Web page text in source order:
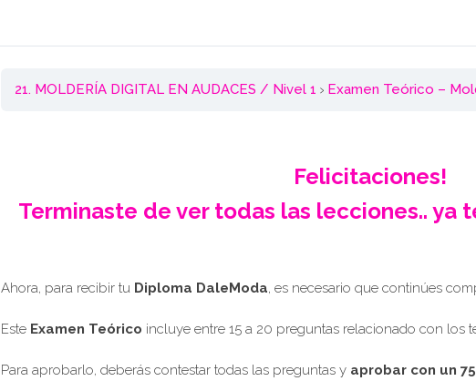
21. MOLDERÍA DIGITAL EN AUDACES / Nivel 1 Examen Teórico –
Felicitaciones!
Terminaste de ver todas las lecciones.. ya
Ahora, para recibir tu Diploma DaleModa, es necesario que continúes
Este Examen Teórico incluye entre 15 a 20 preguntas relacionado con los
Para aprobarlo, deberás contestar todas las preguntas y aprobar con un